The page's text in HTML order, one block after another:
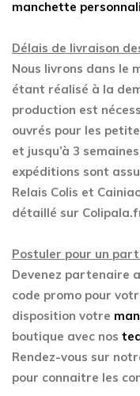
manchette
Délais de livraison
Nous livrons dans le
étant réalisé à la
production est
ouvrés pour les
et jusqu’à 3
expéditions sont
Relais Colis et
détaillé sur
Postuler pour un
Devenez partenaire
code promo pour
disposition votre
boutique avec nos
Rendez-vous sur
pour connaitre les